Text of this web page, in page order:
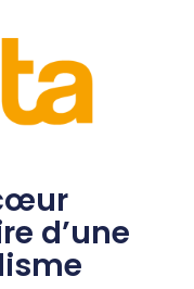
d’une